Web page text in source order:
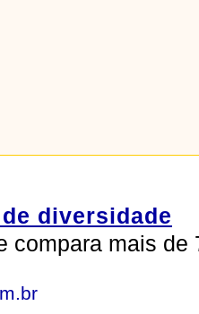
diversidade
compara mais